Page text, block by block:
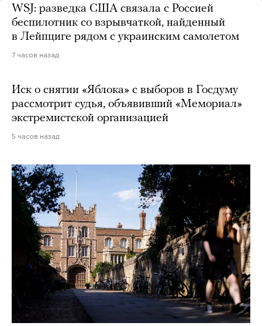
WSJ: разведка США связала с Россией
беспилотник со взрывчаткой, найденный
в Лейпциге рядом с украинским самолетом
7 часов назад
Иск о снятии «Яблока» с выборов в Госдуму
рассмотрит судья, объявивший «Мемориал»
экстремистской организацией
5 часов назад